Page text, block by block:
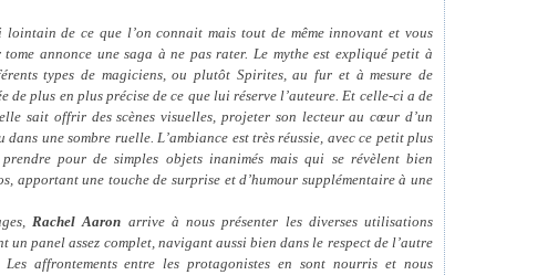
de ce que l’on connait mais tout de même innovant et vous
annonce une saga à ne pas rater. Le mythe est expliqué petit à
types de magiciens, ou plutôt Spirites, au fur et à mesure de
de plus en plus précise de ce que lui réserve l’auteure. Et celle-ci a de
sait offrir des scènes visuelles, projeter son lecteur au cœur d’un
une sombre ruelle. L’ambiance est très réussie, avec ce petit plus
pour de simples objets inanimés mais qui se révèlent bien
apportant une touche de surprise et d’humour supplémentaire à une
Rachel Aaron arrive à nous présenter les diverses utilisations
un panel assez complet, navigant aussi bien dans le respect de l’autre
affrontements entre les protagonistes en sont nourris et nous